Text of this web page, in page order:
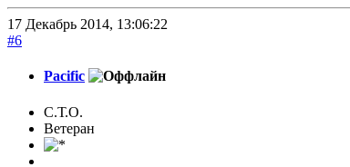
17 Декабрь 2014, 13:06:22
#6
Pacific
С.Т.О.
Ветеран